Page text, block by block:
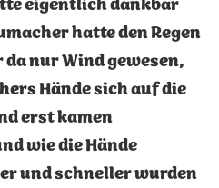
hatte den Regen
nur Wind gewesen,
Hände sich auf die
erst kamen
wie die Hände
und schneller wurden